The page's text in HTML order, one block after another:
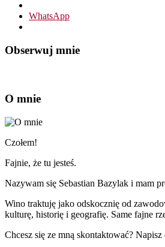
WhatsApp
Obserwuj mnie
O mnie
Czołem!
Fajnie, że tu jesteś.
Nazywam się Sebastian Bazylak i mam
Wino traktuję jako odskocznię od
kulturę, historię i geografię. Same fajne
Chcesz się ze mną skontaktować?